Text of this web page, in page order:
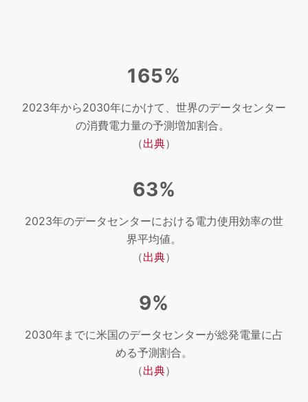
165%
2023年から2030年にかけて、世界のデータセンター
の消費電力量の予測増加割合。
（出典）
63%
2023年のデータセンターにおける電力使用効率の世
界平均値。
（出典）
9%
2030年までに米国のデータセンターが総発電量に占
める予測割合。
（出典）